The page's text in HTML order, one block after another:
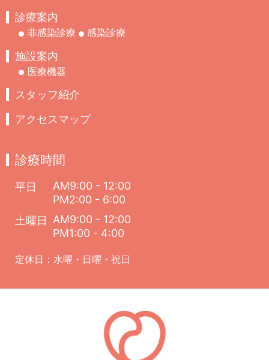
診療案内
非感染診療 感染診療
施設案内
医療機器
スタッフ紹介
アクセスマップ
診療時間
平日
AM9:00 - 12:00
PM2:00 - 6:00
土曜日
AM9:00 - 12:00
PM1:00 - 4:00
定休日：水曜・日曜・祝日